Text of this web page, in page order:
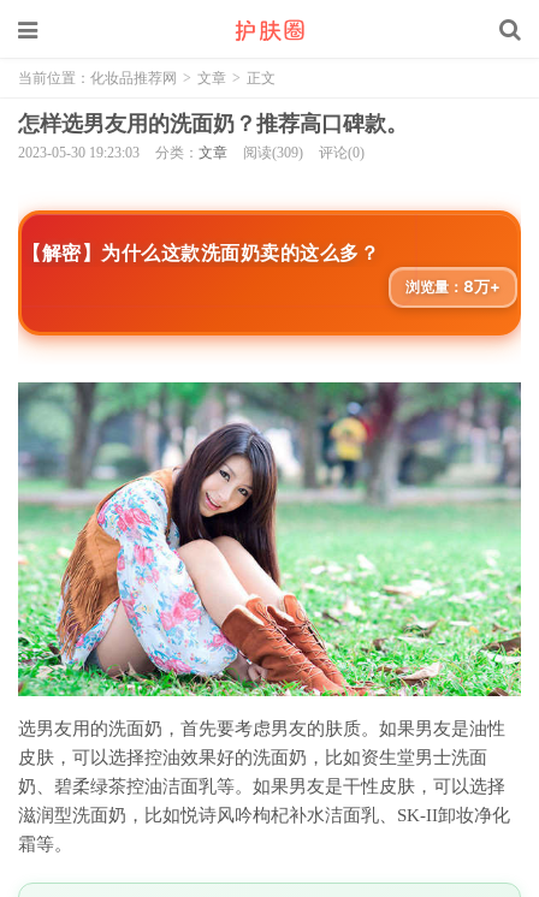
当前位置： 化妆品推荐网 > 文章 > 正文
怎样选男友用的洗面奶？推荐高口碑款。
2023-05-30 19:23:03 分类： 文章 阅读(309) 评论(0)
【解密】为什么这款洗面奶卖的这么多？
浏览量：8万+
选男友用的洗面奶，首先要考虑男友的肤质。如果男友是油性
皮肤，可以选择控油效果好的洗面奶，比如资生堂男士洗面
奶、碧柔绿茶控油洁面乳等。如果男友是干性皮肤，可以选择
滋润型洗面奶，比如悦诗风吟枸杞补水洁面乳、SK-II卸妆净化
霜等。